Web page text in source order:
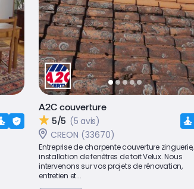
A2C couverture
5/5 (5 avis)
CREON (33670)
Entreprise de charpente couverture zinguerie,
installation de fenêtres de toit Velux. Nous
intervenons sur vos projets de rénovation,
entretien et...